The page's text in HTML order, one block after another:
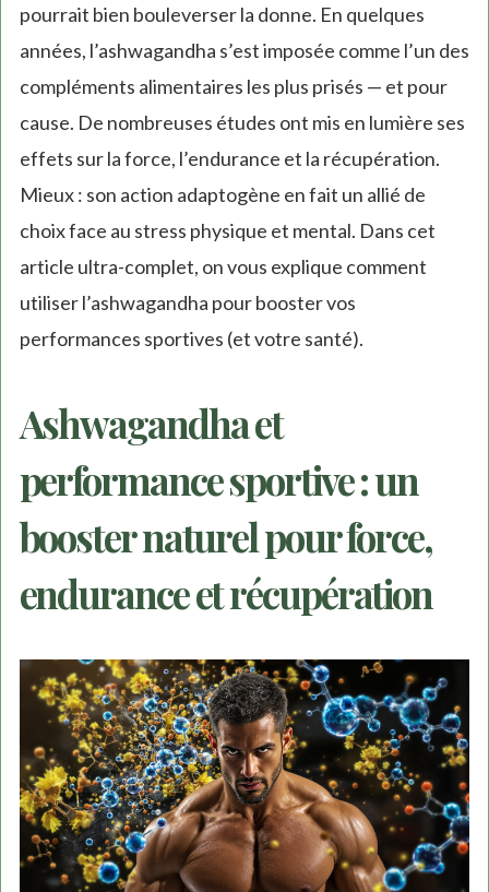
pourrait bien bouleverser la donne. En quelques
années, l’ashwagandha s’est imposée comme l’un des
compléments alimentaires les plus prisés — et pour
cause. De nombreuses études ont mis en lumière ses
effets sur la force, l’endurance et la récupération.
Mieux : son action adaptogène en fait un allié de
choix face au stress physique et mental. Dans cet
article ultra-complet, on vous explique comment
utiliser l’ashwagandha pour booster vos
performances sportives (et votre santé).
Ashwagandha et
performance sportive : un
booster naturel pour force,
endurance et récupération